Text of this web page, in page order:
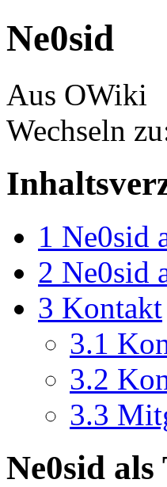
Ne0sid
Aus OWiki
Wechseln
1 Ne0sid
2 Ne0sid
3 Kontakt
3.1
3.2
3.3
Ne0sid als